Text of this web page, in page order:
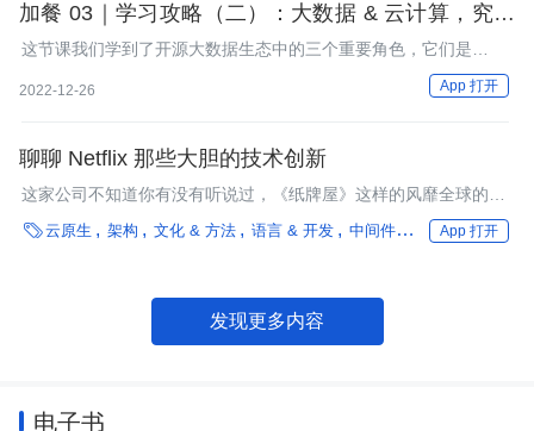
加餐 03｜学习攻略（二）：大数据 & 云计算，究竟
怎么学？
这节课我们学到了开源大数据生态中的三个重要角色，它们是
Hadoop大数据平台的基础，负责了文件存储、资源管理和分布式
协调。
2022-12-26 App 打开
聊聊 Netflix 那些大胆的技术创新
这家公司不知道你有没有听说过，《纸牌屋》这样的风靡全球的原
创剧就是他们出品的。PPT，可以在视频号给我私信。
云原生 架构 文化 & 方法 语言 & 开发 中间件 编程语言 框架
App 打开
发现更多内容
电子书